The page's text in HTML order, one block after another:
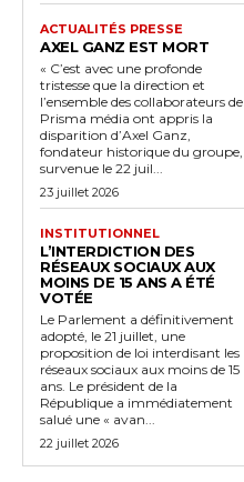
ACTUALITÉS PRESSE
AXEL GANZ EST MORT
« C’est avec une profonde
tristesse que la direction et
l’ensemble des collaborateurs de
Prisma média ont appris la
disparition d’Axel Ganz,
fondateur historique du groupe,
survenue le 22 juil...
23 juillet 2026
INSTITUTIONNEL
L’INTERDICTION DES
RÉSEAUX SOCIAUX AUX
MOINS DE 15 ANS A ÉTÉ
VOTÉE
Le Parlement a définitivement
adopté, le 21 juillet, une
proposition de loi interdisant les
réseaux sociaux aux moins de 15
ans. Le président de la
République a immédiatement
salué une « avan...
22 juillet 2026